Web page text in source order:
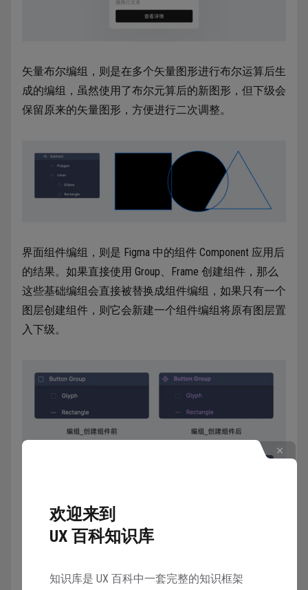
矢量布尔编组，则是在多个矢量图形进行布尔运算后生
成的编组，虽然使用了布尔元算后的新图形，但下级会
保留原来的矢量图形，方便进行二次调整。
界面组件编组，则是 Figma 中的组件 Component 应用后
的结果。如果直接使用 Group、Frame 创建组件，那么
这些基础编组会直接被替换成组件编组，如果只有一个
图层创建组件，则它会新建一个组件编组将原有图层置
入下级。
编组的上下级关系在实践过程中非常重要，错误的关系
欢迎来到
UX 百科知识库
知识库是 UX 百科中一套完整的知识框架